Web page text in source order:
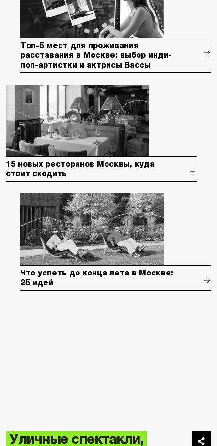
Топ-5 мест для проживания
расставания в Москве: выбор инди-
поп-артистки и актрисы Вассы
15 новых ресторанов Москвы, куда
стоит сходить
Что успеть до конца лета в Москве:
25 идей
Уличные спектакли,